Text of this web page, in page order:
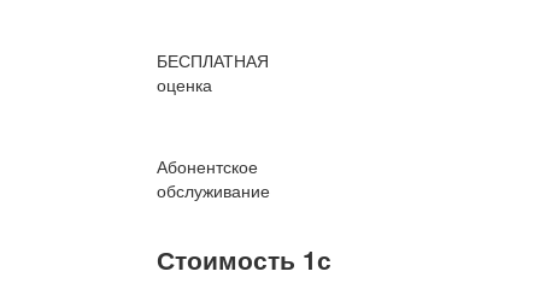
БЕСПЛАТНАЯ
оценка
Абонентское
обслуживание
Стоимость 1с